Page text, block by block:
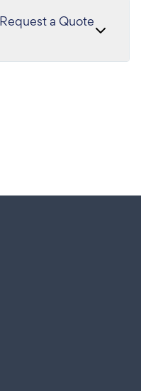
a Quote